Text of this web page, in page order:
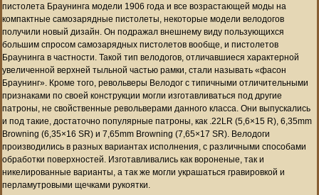
пистолета Браунинга модели 1906 года и все возрастающей моды на
компактные самозарядные пистолеты, некоторые модели велодогов
получили новый дизайн. Он подражал внешнему виду пользующихся
большим спросом самозарядных пистолетов вообще, и пистолетов
Браунинга в частности. Такой тип велодогов, отличавшиеся характерной
увеличенной верхней тыльной частью рамки, стали называть «фасон
Браунинг». Кроме того, револьверы Велодог с типичными отличительными
признаками по своей конструкции могли изготавливаться под другие
патроны, не свойственные револьверами данного класса. Они выпускались
и под такие, достаточно популярные патроны, как .22LR (5,6×15 R), 6,35mm
Browning (6,35×16 SR) и 7,65mm Browning (7,65×17 SR). Велодоги
производились в разных вариантах исполнения, с различными способами
обработки поверхностей. Изготавливались как вороненые, так и
никелированные варианты, а так же могли украшаться гравировкой и
перламутровыми щечками рукоятки.